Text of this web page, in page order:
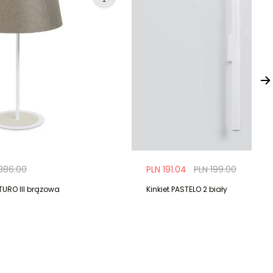
III brązowa
PLN 199.00
PLN 191.04
Kinkiet PASTELO 2 biały